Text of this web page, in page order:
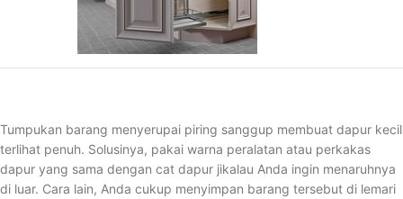
Tumpukan barang menyerupai piring sanggup membuat dapur kecil
terlihat penuh. Solusinya, pakai warna peralatan atau perkakas
dapur yang sama dengan cat dapur jikalau Anda ingin menaruhnya
di luar. Cara lain, Anda cukup menyimpan barang tersebut di lemari